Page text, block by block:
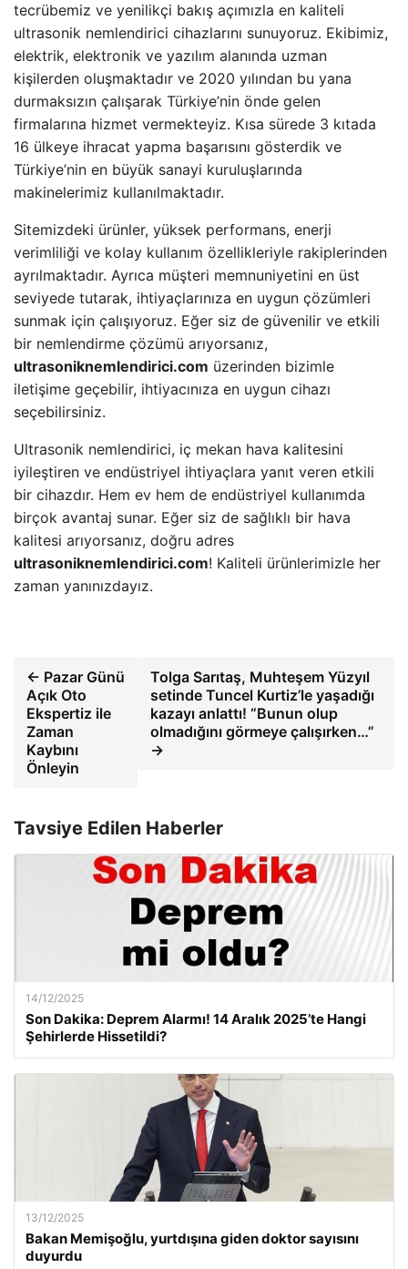
tecrübemiz ve yenilikçi bakış açımızla en kaliteli
ultrasonik nemlendirici cihazlarını sunuyoruz. Ekibimiz,
elektrik, elektronik ve yazılım alanında uzman
kişilerden oluşmaktadır ve 2020 yılından bu yana
durmaksızın çalışarak Türkiye’nin önde gelen
firmalarına hizmet vermekteyiz. Kısa sürede 3 kıtada
16 ülkeye ihracat yapma başarısını gösterdik ve
Türkiye’nin en büyük sanayi kuruluşlarında
makinelerimiz kullanılmaktadır.
Sitemizdeki ürünler, yüksek performans, enerji
verimliliği ve kolay kullanım özellikleriyle rakiplerinden
ayrılmaktadır. Ayrıca müşteri memnuniyetini en üst
seviyede tutarak, ihtiyaçlarınıza en uygun çözümleri
sunmak için çalışıyoruz. Eğer siz de güvenilir ve etkili
bir nemlendirme çözümü arıyorsanız,
ultrasoniknemlendirici.com üzerinden bizimle
iletişime geçebilir, ihtiyacınıza en uygun cihazı
seçebilirsiniz.
Ultrasonik nemlendirici, iç mekan hava kalitesini
iyileştiren ve endüstriyel ihtiyaçlara yanıt veren etkili
bir cihazdır. Hem ev hem de endüstriyel kullanımda
birçok avantaj sunar. Eğer siz de sağlıklı bir hava
kalitesi arıyorsanız, doğru adres
ultrasoniknemlendirici.com! Kaliteli ürünlerimizle her
zaman yanınızdayız.
← Pazar Günü
Açık Oto
Ekspertiz ile
Zaman
Kaybını
Önleyin
Tolga Sarıtaş, Muhteşem Yüzyıl
setinde Tuncel Kurtiz’le yaşadığı
kazayı anlattı! “Bunun olup
olmadığını görmeye çalışırken…”
→
Tavsiye Edilen Haberler
14/12/2025
Son Dakika: Deprem Alarmı! 14 Aralık 2025’te Hangi
Şehirlerde Hissetildi?
13/12/2025
Bakan Memişoğlu, yurtdışına giden doktor sayısını
duyurdu